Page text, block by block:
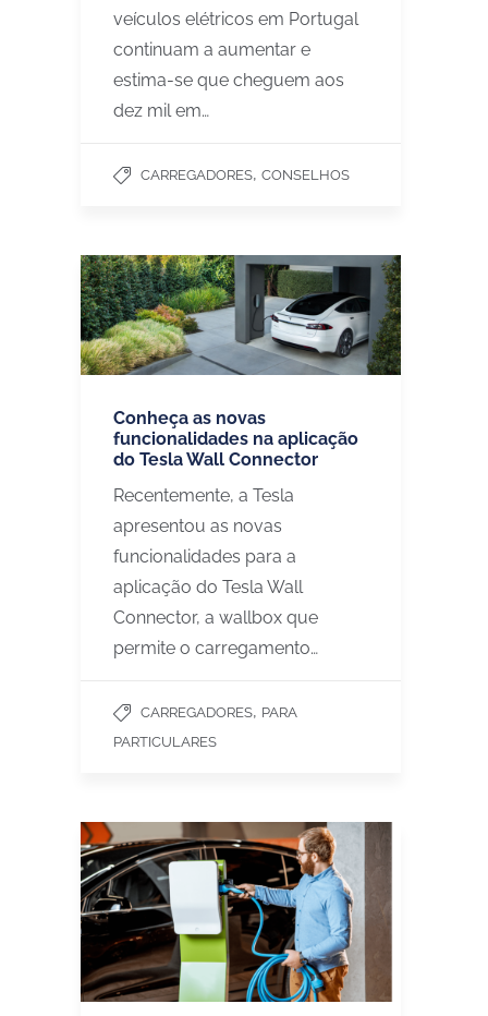
veículos elétricos em Portugal
continuam a aumentar e
estima-se que cheguem aos
dez mil em…
CARREGADORES, CONSELHOS
Conheça as novas
funcionalidades na aplicação
do Tesla Wall Connector
Recentemente, a Tesla
apresentou as novas
funcionalidades para a
aplicação do Tesla Wall
Connector, a wallbox que
permite o carregamento…
CARREGADORES, PARA
PARTICULARES